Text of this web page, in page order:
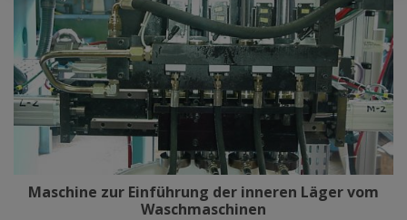
Maschine zur Einführung der inneren Läger vom
Waschmaschinen